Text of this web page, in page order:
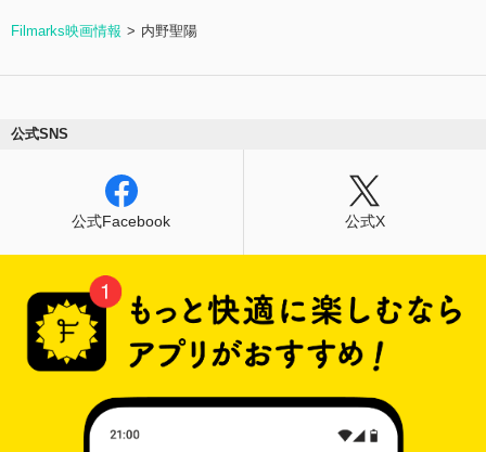
Filmarks映画情報 内野聖陽
公式SNS
公式Facebook 公式X